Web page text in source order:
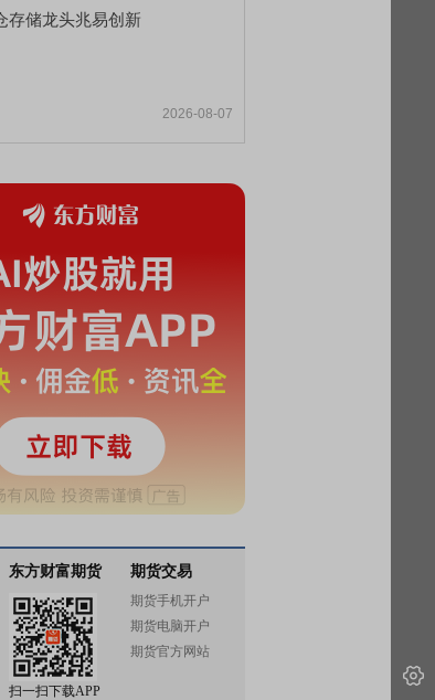
存储龙头兆易创新
2026-08-07
东方财富期货
扫一扫下载APP
期货交易
期货手机开户
期货电脑开户
期货官方网站